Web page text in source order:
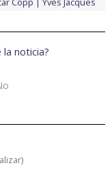
noticia?
)